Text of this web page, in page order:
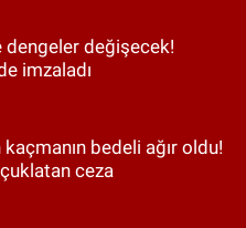
dengeler değişecek!
imzaladı
bedeli ağır oldu!
ceza